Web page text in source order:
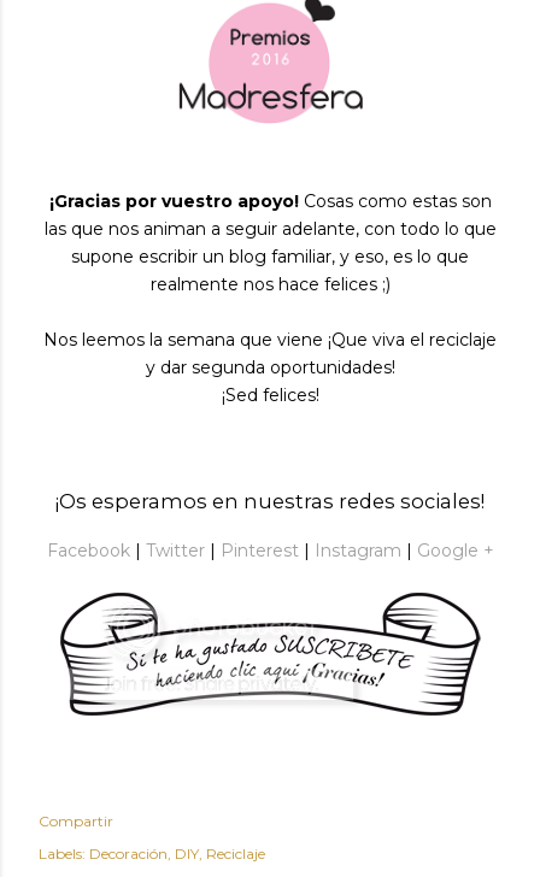
¡Gracias por vuestro apoyo!Cosas como estas son
las que nos animan a seguir adelante, con todo lo que
supone escribir un blog familiar, y eso, es lo que
realmente nos hace felices ;)
Nos leemos la semana que viene ¡Que viva el reciclaje
y dar segunda oportunidades!
¡Sed felices!
¡Os esperamos en nuestras redes sociales!
Facebook| Twitter| Pinterest| Instagram | Google +
Compartir
Labels: Decoración DIY Reciclaje